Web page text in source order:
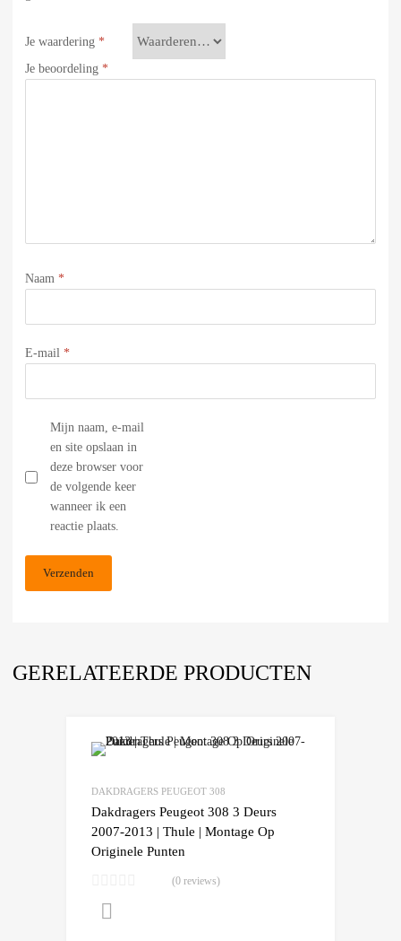
Je waardering *
Je beoordeling *
Naam *
E-mail *
Mijn naam, e-mail
en site opslaan in
deze browser voor
de volgende keer
wanneer ik een
reactie plaats.
GERELATEERDE PRODUCTEN
DAKDRAGERS PEUGEOT 308
Dakdragers Peugeot 308 3 Deurs
2007-2013 | Thule | Montage Op
Originele Punten
(0 reviews)